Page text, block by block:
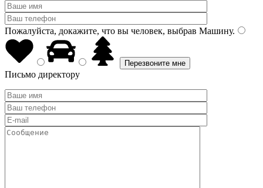
Пожалуйста, докажите, что вы человек, выбрав Машину.
Письмо директору